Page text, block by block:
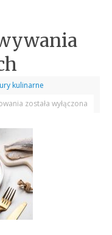
kulinarne
została wyłączona